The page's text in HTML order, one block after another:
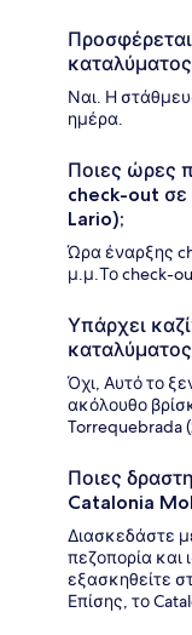
Ναι. Η
ημέρα.
Ποιες ώρες
check-out σε
Lario);
Ώρα έναρξης
μ.μ.Το check-
Υπάρχει
Όχι, Αυτό το
ακόλουθο
Torrequebrada
Ποιες
Catalonia
Διασκεδάστε
πεζοπορία και
εξασκηθείτε
Επίσης, το